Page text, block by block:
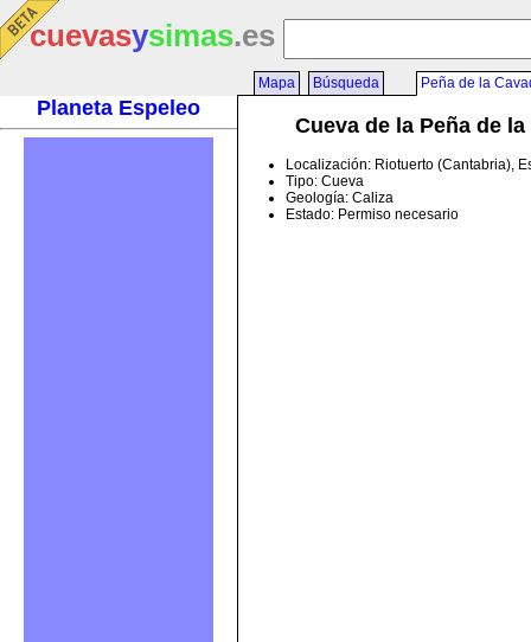
cuevasysimas.es
Planeta Espeleo
Mapa Búsqueda Peña de la
Cueva de la Peña de la
Localización: Riotuerto (Cantabria),
Tipo: Cueva
Geología: Caliza
Estado: Permiso necesario